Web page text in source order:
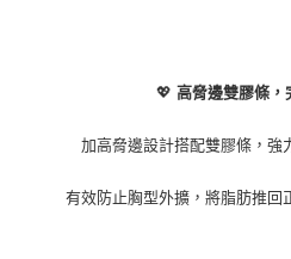
💖 高脅邊雙膠條，
加高脅邊設計搭配雙膠條，強
有效防止胸型外擴，將脂肪推回